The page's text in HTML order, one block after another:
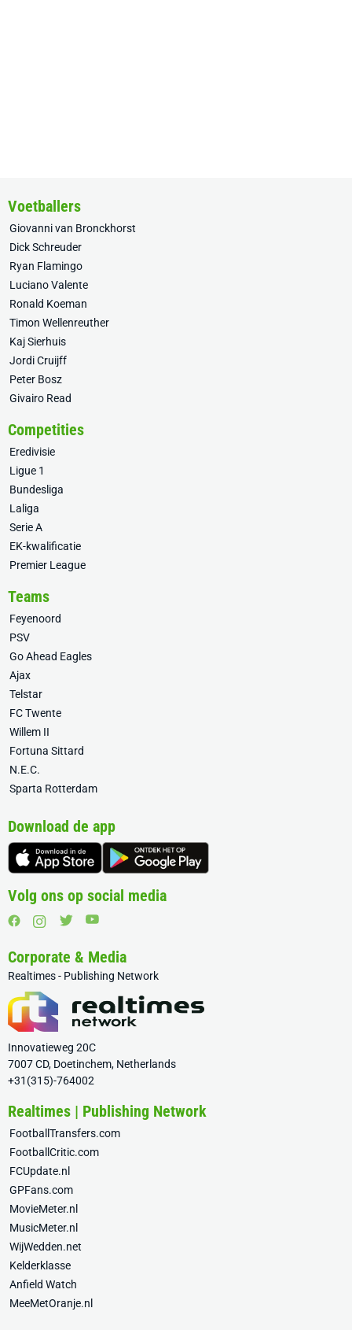
Voetballers
Giovanni van Bronckhorst
Dick Schreuder
Ryan Flamingo
Luciano Valente
Ronald Koeman
Timon Wellenreuther
Kaj Sierhuis
Jordi Cruijff
Peter Bosz
Givairo Read
Competities
Eredivisie
Ligue 1
Bundesliga
Laliga
Serie A
EK-kwalificatie
Premier League
Teams
Feyenoord
PSV
Go Ahead Eagles
Ajax
Telstar
FC Twente
Willem II
Fortuna Sittard
N.E.C.
Sparta Rotterdam
Download de app
Volg ons op social media
Corporate & Media
Realtimes - Publishing Network
Innovatieweg 20C
7007 CD, Doetinchem, Netherlands
+31(315)-764002
Realtimes | Publishing Network
FootballTransfers.com
FootballCritic.com
FCUpdate.nl
GPFans.com
MovieMeter.nl
MusicMeter.nl
WijWedden.net
Kelderklasse
Anfield Watch
MeeMetOranje.nl